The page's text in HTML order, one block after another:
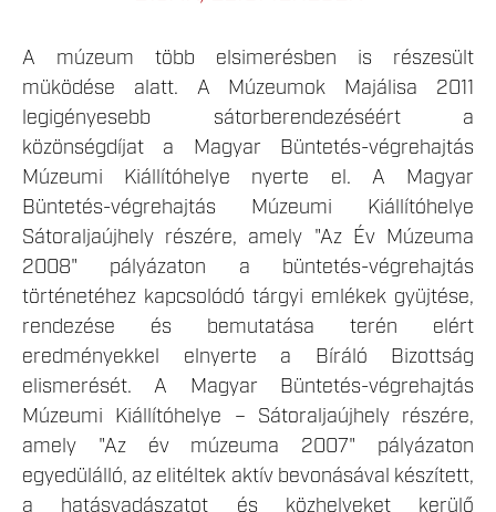
A múzeum több elsimerésben is részesült
müködése alatt. A Múzeumok Majálisa 2011
legigényesebb sátorberendezéséért a
közönségdíjat a Magyar Büntetés-végrehajtás
Múzeumi Kiállítóhelye nyerte el. A Magyar
Büntetés-végrehajtás Múzeumi Kiállítóhelye
Sátoraljaújhely részére, amely "Az Év Múzeuma
2008" pályázaton a büntetés-végrehajtás
történetéhez kapcsolódó tárgyi emlékek gyüjtése,
rendezése és bemutatása terén elért
eredményekkel elnyerte a Bíráló Bizottság
elismerését. A Magyar Büntetés-végrehajtás
Múzeumi Kiállítóhelye – Sátoraljaújhely részére,
amely "Az év múzeuma 2007" pályázaton
egyedülálló, az elitéltek aktív bevonásával készített,
a hatásvadászatot és közhelyeket kerülő